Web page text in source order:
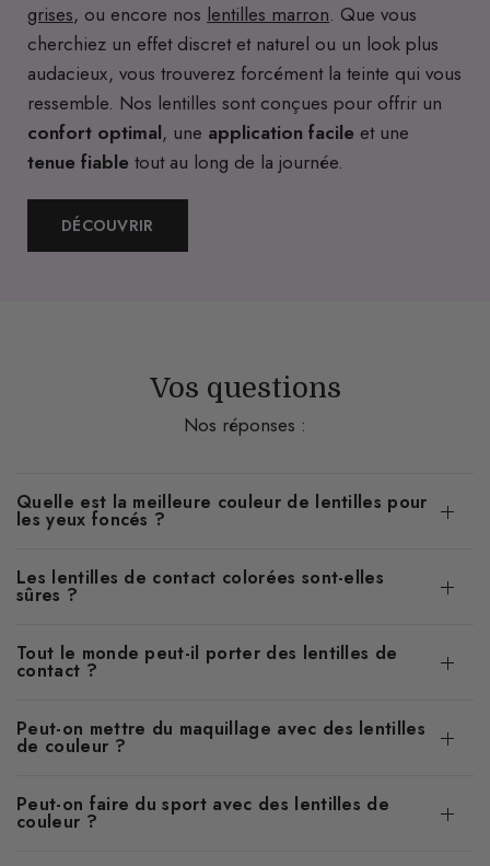
grises, ou encore nos lentilles marron. Que vous
cherchiez un effet discret et naturel ou un look plus
audacieux, vous trouverez forcément la teinte qui vous
ressemble. Nos lentilles sont conçues pour offrir un
confort optimal, une application facile et une
tenue fiable tout au long de la journée.
DÉCOUVRIR
Vos questions
Nos réponses :
Quelle est la meilleure couleur de lentilles pour
les yeux foncés ?
Les lentilles de contact colorées sont-elles
sûres ?
Tout le monde peut-il porter des lentilles de
contact ?
Peut-on mettre du maquillage avec des lentilles
de couleur ?
Peut-on faire du sport avec des lentilles de
couleur ?